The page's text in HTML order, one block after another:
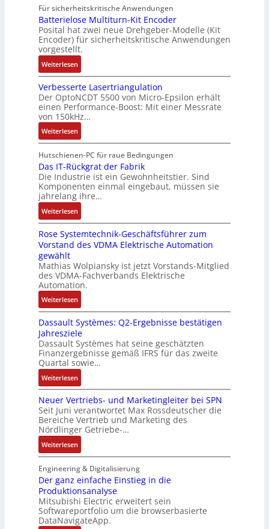
M
L
3
f
ü
r
s
i
c
h
e
r
e
E
n
t
w
i
c
k
l
u
n
g
o
b
o
t
k
,
3
M
i
l
l
i
o
n
e
n
A
r
b
e
i
t
s
k
r
ä
f
t
e
u
t
o
m
a
t
i
o
n
e
x
p
a
n
d
i
e
r
t
f
t
r
a
g
s
e
i
n
g
a
n
g
i
m
M
a
s
c
h
i
n
e
n
-
A
n
l
a
g
e
n
b
a
u
:
P
o
s
i
t
i
v
Für sicherheitskritische Anwendungen
Batterielose Multiturn-Kit Encoder
Posital hat zwei neue Drehgeber-Modelle (Kit
Encoder) für sicherheitskritische Anwendungen
vorgestellt.
Weiterlesen:
B
a
t
t
e
r
i
e
l
o
s
e
M
u
l
t
t
u
r
n
-
K
i
t
E
n
c
o
d
e
r
Verbesserte Lasertriangulation
Der OptoNCDT 5500 von Micro-Epsilon erhält
einen Performance-Boost: Mit einer Messrate
von 150kHz…
Weiterlesen:
V
e
r
b
e
s
s
e
r
t
L
a
s
e
r
t
r
i
a
n
g
a
t
o
Hutschienen-PC für raue Bedingungen
Das IT-Rückgrat der Fabrik
Die Industrie ist ein Gewohnheitstier. Sind
Komponenten einmal eingebaut, müssen sie
jahrelang ihre…
Weiterlesen:
D
a
s
T
-
R
ü
c
k
g
r
a
t
d
r
F
a
b
k
Rose Systemtechnik-Geschäftsführer zum
Vorstand des VDMA Elektrische Automation
gewählt
Mathias Wolpiansky ist jetzt Vorstands-Mitglied
des VDMA-Fachverbands Elektrische
Automation.
Weiterlesen:
R
o
s
e
S
y
s
t
e
m
t
e
c
h
n
i
k
-
G
Dassault Systèmes: Q2-Ergebnisse bestätigen
Jahresziele
Dassault Systèmes hat seine geschätzten
Finanzergebnisse gemäß IFRS für das zweite
Quartal sowie…
Weiterlesen:
D
a
s
s
a
u
l
t
S
y
s
t
è
Neuer Vertriebs- und Marketingleiter bei SPN
Seit Juni verantwortet Max Rossdeutscher die
Bereiche Vertrieb und Marketing des
Nördlinger Getriebe-…
Weiterlesen:
N
e
u
e
r
V
e
Engineering & Digitalisierung
Der ganz einfache Einstieg in die
Produktionsanalyse
Mitsubishi Electric erweitert sein
Softwareportfolio um die browserbasierte
DataNavigateApp.